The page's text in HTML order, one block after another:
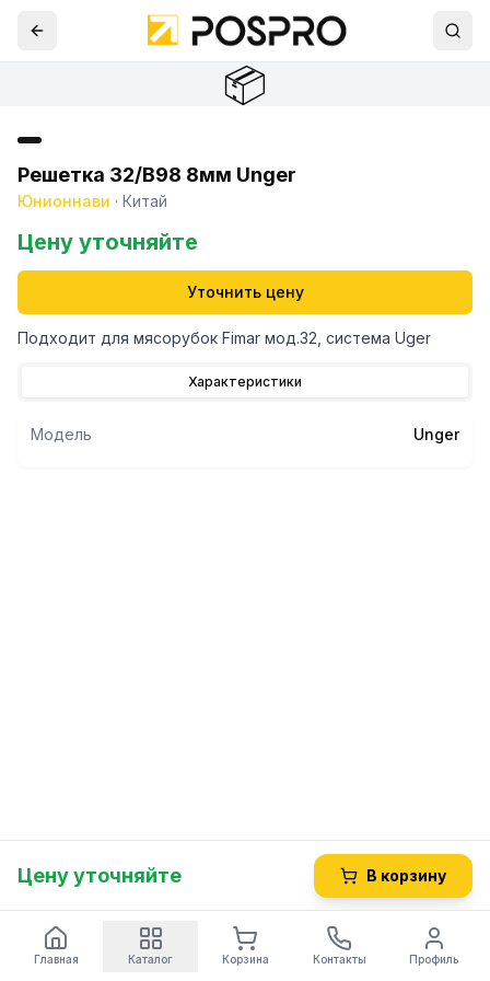
📦
Решетка 32/В98 8мм Unger
Юнионнави · Китай
Цену уточняйте
Уточнить цену
Подходит для мясорубок Fimar мод.32, система Uger
Характеристики
Модель Unger
Цену уточняйте В корзину
Главная Каталог Корзина Контакты Профиль